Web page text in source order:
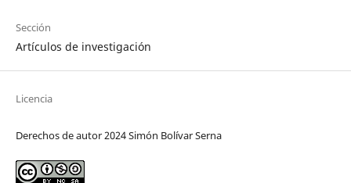
Sección
Artículos de investigación
Licencia
Derechos de autor 2024 Simón Bolívar Serna